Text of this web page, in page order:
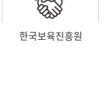
한국보육진흥원